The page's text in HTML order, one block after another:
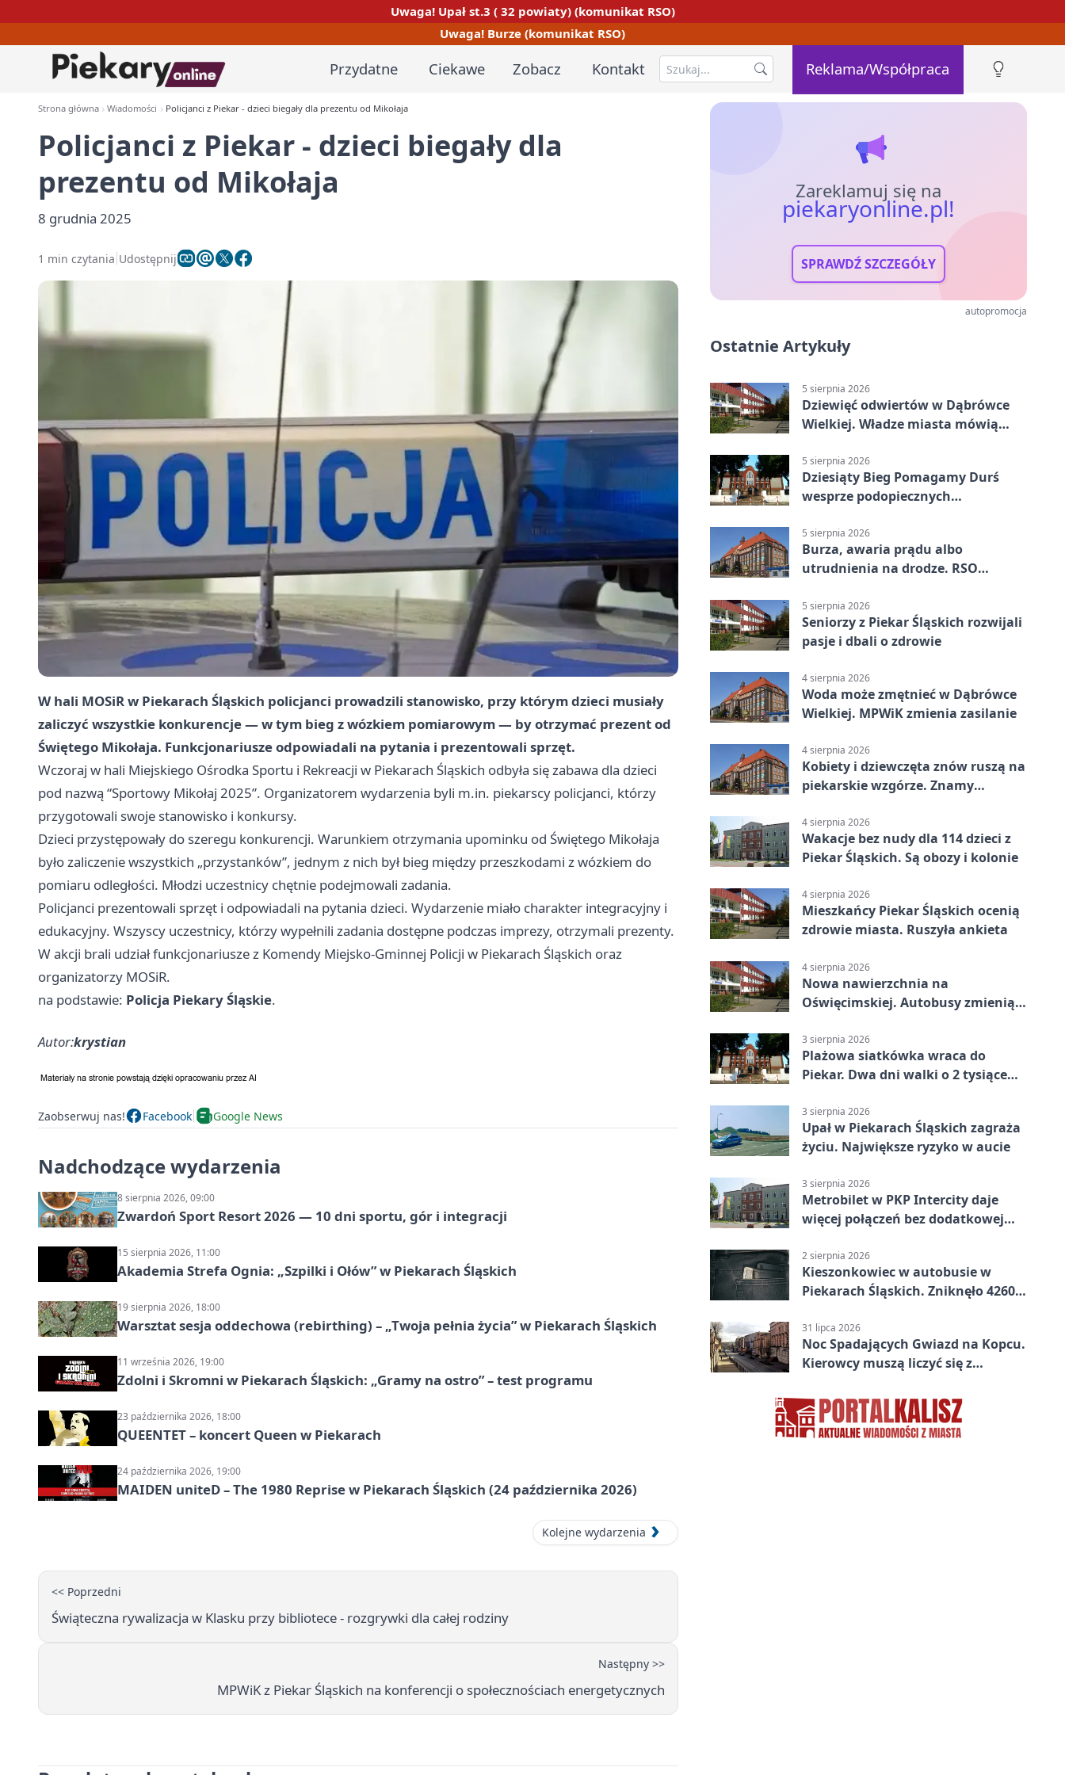
Uwaga! Upał st.3 ( 32 powiaty) (komunikat RSO)
Uwaga! Burze (komunikat RSO)
Przydatne Ciekawe Zobacz Kontakt Reklama/Współpraca
Strona główna Wiadomości Policjanci z Piekar - dzieci biegały dla prezentu od Mikołaja
Policjanci z Piekar - dzieci biegały dla
prezentu od Mikołaja
8 grudnia 2025
1 min czytania Udostępnij
W hali MOSiR w Piekarach Śląskich policjanci prowadzili stanowisko, przy którym dzieci musiały
zaliczyć wszystkie konkurencje — w tym bieg z wózkiem pomiarowym — by otrzymać prezent od
Świętego Mikołaja. Funkcjonariusze odpowiadali na pytania i prezentowali sprzęt.
Wczoraj w hali Miejskiego Ośrodka Sportu i Rekreacji w Piekarach Śląskich odbyła się zabawa dla dzieci
pod nazwą “Sportowy Mikołaj 2025”. Organizatorem wydarzenia byli m.in. piekarscy policjanci, którzy
przygotowali swoje stanowisko i konkursy.
Dzieci przystępowały do szeregu konkurencji. Warunkiem otrzymania upominku od Świętego Mikołaja
było zaliczenie wszystkich „przystanków”, jednym z nich był bieg między przeszkodami z wózkiem do
pomiaru odległości. Młodzi uczestnicy chętnie podejmowali zadania.
Policjanci prezentowali sprzęt i odpowiadali na pytania dzieci. Wydarzenie miało charakter integracyjny i
edukacyjny. Wszyscy uczestnicy, którzy wypełnili zadania dostępne podczas imprezy, otrzymali prezenty.
W akcji brali udział funkcjonariusze z Komendy Miejsko-Gminnej Policji w Piekarach Śląskich oraz
organizatorzy MOSiR.
na podstawie: Policja Piekary Śląskie.
Autor:krystian
Zaobserwuj nas! Facebook Google News
Nadchodzące wydarzenia
8 sierpnia 2026, 09:00
Zwardoń Sport Resort 2026 — 10 dni sportu, gór i integracji
15 sierpnia 2026, 11:00
Akademia Strefa Ognia: „Szpilki i Ołów” w Piekarach Śląskich
19 sierpnia 2026, 18:00
Warsztat sesja oddechowa (rebirthing) – „Twoja pełnia życia” w Piekarach Śląskich
11 września 2026, 19:00
Zdolni i Skromni w Piekarach Śląskich: „Gramy na ostro” – test programu
23 października 2026, 18:00
QUEENTET – koncert Queen w Piekarach
24 października 2026, 19:00
MAIDEN uniteD – The 1980 Reprise w Piekarach Śląskich (24 października 2026)
Kolejne wydarzenia
<< Poprzedni
Świąteczna rywalizacja w Klasku przy bibliotece - rozgrywki dla całej rodziny
Następny >>
MPWiK z Piekar Śląskich na konferencji o społecznościach energetycznych
Zareklamuj się na
piekaryonline.pl!
SPRAWDŹ SZCZEGÓŁY
autopromocja
Ostatnie Artykuły
5 sierpnia 2026
Dziewięć odwiertów w Dąbrówce
Wielkiej. Władze miasta mówią
5 sierpnia 2026
Dziesiąty Bieg Pomagamy Durś
wesprze podopiecznych
5 sierpnia 2026
Burza, awaria prądu albo
utrudnienia na drodze. RSO
5 sierpnia 2026
Seniorzy z Piekar Śląskich rozwijali
pasje i dbali o zdrowie
4 sierpnia 2026
Woda może zmętnieć w Dąbrówce
Wielkiej. MPWiK zmienia zasilanie
4 sierpnia 2026
Kobiety i dziewczęta znów ruszą na
piekarskie wzgórze. Znamy
4 sierpnia 2026
Wakacje bez nudy dla 114 dzieci z
Piekar Śląskich. Są obozy i kolonie
4 sierpnia 2026
Mieszkańcy Piekar Śląskich ocenią
zdrowie miasta. Ruszyła ankieta
4 sierpnia 2026
Nowa nawierzchnia na
Oświęcimskiej. Autobusy zmienią
3 sierpnia 2026
Plażowa siatkówka wraca do
Piekar. Dwa dni walki o 2 tysiące
3 sierpnia 2026
Upał w Piekarach Śląskich zagraża
życiu. Największe ryzyko w aucie
3 sierpnia 2026
Metrobilet w PKP Intercity daje
więcej połączeń bez dodatkowej
2 sierpnia 2026
Kieszonkowiec w autobusie w
Piekarach Śląskich. Zniknęło 4260
31 lipca 2026
Noc Spadających Gwiazd na Kopcu.
Kierowcy muszą liczyć się z